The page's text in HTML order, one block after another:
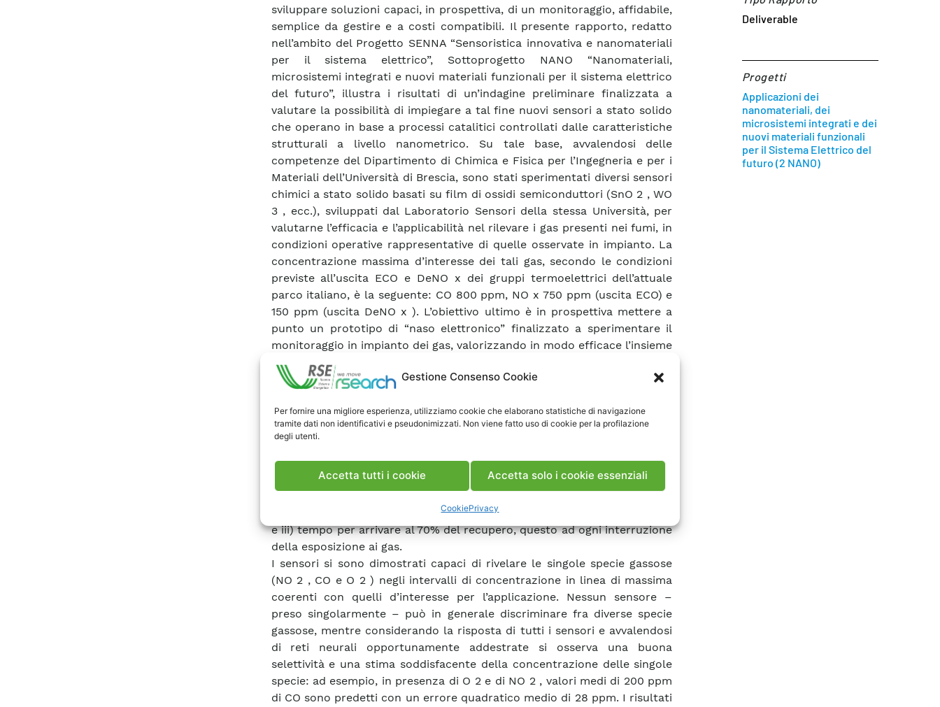
Gestione Consenso Cookie
Per fornire una migliore esperienza, utilizziamo cookie che elaborano statistiche di navigazione
tramite dati non identificativi e pseudonimizzati. Non viene fatto uso di cookie per la profilazione
degli utenti.
Accetta tutti i cookie Accetta solo i cookie essenziali
CookiePrivacy
sviluppare soluzioni capaci, in prospettiva, di un monitoraggio, affidabile,
semplice da gestire e a costi compatibili. Il presente rapporto, redatto
nell’ambito del Progetto SENNA “Sensoristica innovativa e nanomateriali
per il sistema elettrico”, Sottoprogetto NANO “Nanomateriali,
microsistemi integrati e nuovi materiali funzionali per il sistema elettrico
del futuro”, illustra i risultati di un’indagine preliminare finalizzata a
valutare la possibilità di impiegare a tal fine nuovi sensori a stato solido
che operano in base a processi catalitici controllati dalle caratteristiche
strutturali a livello nanometrico. Su tale base, avvalendosi delle
competenze del Dipartimento di Chimica e Fisica per l’Ingegneria e per i
Materiali dell’Università di Brescia, sono stati sperimentati diversi sensori
chimici a stato solido basati su film di ossidi semiconduttori (SnO 2 , WO
3 , ecc.), sviluppati dal Laboratorio Sensori della stessa Università, per
valutarne l’efficacia e l’applicabilità nel rilevare i gas presenti nei fumi, in
condizioni operative rappresentative di quelle osservate in impianto. La
concentrazione massima d’interesse dei tali gas, secondo le condizioni
previste all’uscita ECO e DeNO x dei gruppi termoelettrici dell’attuale
parco italiano, è la seguente: CO 800 ppm, NO x 750 ppm (uscita ECO) e
150 ppm (uscita DeNO x ). L’obiettivo ultimo è in prospettiva mettere a
punto un prototipo di “naso elettronico” finalizzato a sperimentare il
monitoraggio in impianto dei gas, valorizzando in modo efficace l’insieme
di sensori disponibili. Prove sistematiche hanno consentito di valutare in
modo quantitativamente affidabile la concentrazione dei gas d’interesse
implementati con reti neurali. Nella sperimentazione effettuata
principalmente con sensori sviluppati dal Laboratorio e anche con
sensori commerciali, è stata studiata la risposta alle singole specie
gassose, e a miscele binarie e ternarie, con concentrazioni diverse dei
singoli gas (CO, O 2 , NO 2 e NO). Durante l’esposizione alle miscele
gassose sono stati misurati da ciascun sensore i parametri i) risposta
relativa (sensibilità), ii) tempo per arrivare al 90% della massima risposta,
e iii) tempo per arrivare al 70% del recupero, questo ad ogni interruzione
della esposizione ai gas.
I sensori si sono dimostrati capaci di rivelare le singole specie gassose
(NO 2 , CO e O 2 ) negli intervalli di concentrazione in linea di massima
coerenti con quelli d’interesse per l’applicazione. Nessun sensore –
preso singolarmente – può in generale discriminare fra diverse specie
gassose, mentre considerando la risposta di tutti i sensori e avvalendosi
di reti neurali opportunamente addestrate si osserva una buona
selettività e una stima soddisfacente della concentrazione delle singole
specie: ad esempio, in presenza di O 2 e di NO 2 , valori medi di 200 ppm
di CO sono predetti con un errore quadratico medio di 28 ppm. I risultati
Deliverable
Progetti
Applicazioni dei
nanomateriali, dei
microsistemi integrati e dei
nuovi materiali funzionali
per il Sistema Elettrico del
futuro (2 NANO)